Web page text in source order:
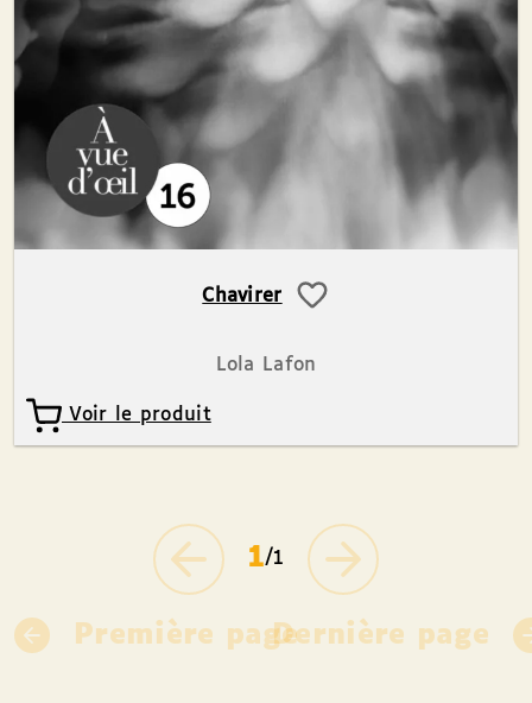
Chavirer
Lola Lafon
Voir le produit
Première page
1/1
Dernière page